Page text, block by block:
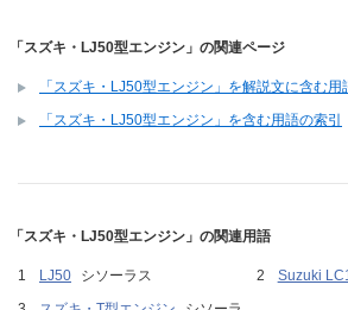
「スズキ・LJ50型エンジン」の関連ページ
「スズキ・LJ50型エンジン」を解説文に含む用
「スズキ・LJ50型エンジン」を含む用語の索引
「スズキ・LJ50型エンジン」の関連用語
LJ50 シソーラス Suzuki